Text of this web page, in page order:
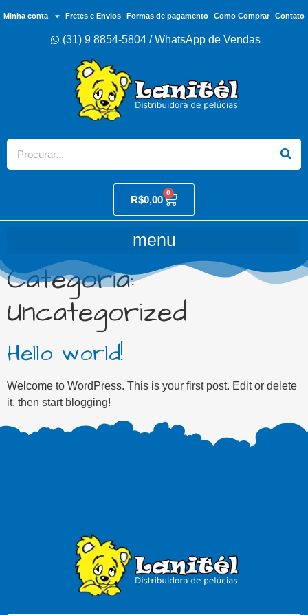
Minha conta Fretes e Envios Formas de pagamento Como Comprar Contato
(31) 9 8854-5804 / WhatsApp de Vendas
R$0,00
0
Categoria:
Uncategorized
Hello world!
Welcome to WordPress. This is your first post. Edit or delete
it, then start blogging!